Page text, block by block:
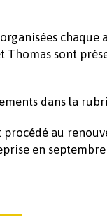
Thomas sont
dans la
procédé au
en septembre